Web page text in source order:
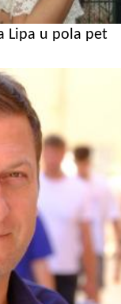
Lipa u pola pet